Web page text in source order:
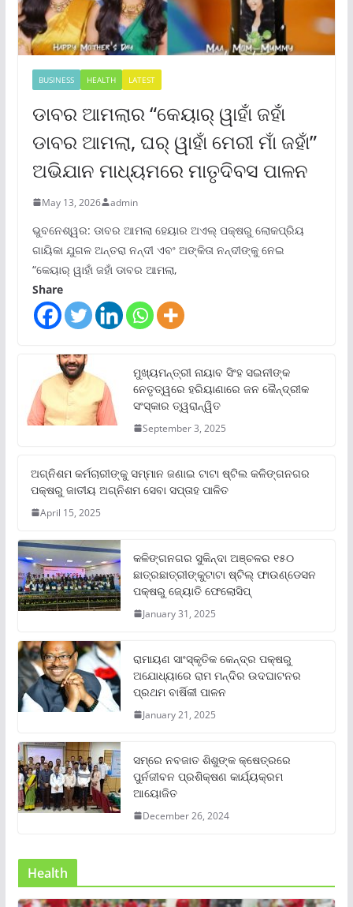
BUSINESS HEALTH LATEST
ଡାବର ଆମଲାର “କେୟାର୍ ୱାହାଁ ଜହାଁ
ଡାବର ଆମଲା, ଘର୍ ୱାହାଁ ମେରୀ ମାଁ ଜହାଁ”
ଅଭିଯାନ ମାଧ୍ୟମରେ ମାତୃଦିବସ ପାଳନ
May 13, 2026 admin
ଭୁବନେଶ୍ୱର: ଡାବର ଆମଲା ହେୟାର ଅଏଲ୍ ପକ୍ଷରୁ ଲୋକପ୍ରିୟ
ଗାୟିକା ଯୁଗଳ ଅନ୍ତରା ନନ୍ଦୀ ଏବଂ ଅଙ୍କିତା ନନ୍ଦୀଙ୍କୁ ନେଇ
“କେୟାର୍ ୱାହାଁ ଜହାଁ ଡାବର ଆମଲା,
Share
ମୁଖ୍ୟମନ୍ତ୍ରୀ ନାୟାବ ସିଂହ ସଇନୀଙ୍କ
ନେତୃତ୍ୱରେ ହରିୟାଣାରେ ଜନ କୈନ୍ଦ୍ରୀକ
ସଂସ୍କାର ତ୍ୱରାନ୍ୱିତ
September 3, 2025
ଅଗ୍ନିଶମ କର୍ମଚାରୀଙ୍କୁ ସମ୍ମାନ ଜଣାଇ ଟାଟା ଷ୍ଟିଲ କଳିଙ୍ଗନଗର
ପକ୍ଷରୁ ଜାତୀୟ ଅଗ୍ନିଶମ ସେବା ସପ୍ତାହ ପାଳିତ
April 15, 2025
କଳିଙ୍ଗନଗର ସୁକିନ୍ଦା ଅଞ୍ଚଳର ୧୫୦
ଛାତ୍ରଛାତ୍ରୀଙ୍କୁଟାଟା ଷ୍ଟିଲ୍ ଫାଉଣ୍ଡେସନ
ପକ୍ଷରୁ ଜ୍ୟୋତି ଫେଲୋସିପ୍‌
January 31, 2025
ରାମାୟଣ ସାଂସ୍କୃତିକ କେନ୍ଦ୍ର ପକ୍ଷରୁ
ଅଯୋଧ୍ୟାରେ ରାମ ମନ୍ଦିର ଉଦଘାଟନର
ପ୍ରଥମ ବାର୍ଷିକୀ ପାଳନ
January 21, 2025
ସମ୍‌ରେ ନବଜାତ ଶିଶୁଙ୍କ କ୍ଷେତ୍ରରେ
ପୁର୍ନଜୀବନ ପ୍ରଶିକ୍ଷଣ କାର୍ଯ୍ୟକ୍ରମ
ଆୟୋଜିତ
December 26, 2024
Health